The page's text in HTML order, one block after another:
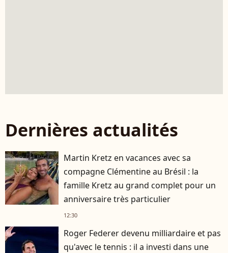
Dernières actualités
Martin Kretz en vacances avec sa
compagne Clémentine au Brésil : la
famille Kretz au grand complet pour un
anniversaire très particulier
12:30
Roger Federer devenu milliardaire et pas
qu'avec le tennis : il a investi dans une